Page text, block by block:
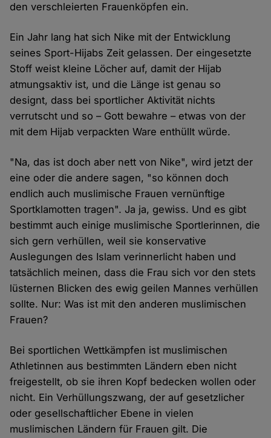
den verschleierten Frauenköpfen ein.
Ein Jahr lang hat sich Nike mit der Entwicklung
seines Sport-Hijabs Zeit gelassen. Der eingesetzte
Stoff weist kleine Löcher auf, damit der Hijab
atmungsaktiv ist, und die Länge ist genau so
designt, dass bei sportlicher Aktivität nichts
verrutscht und so – Gott bewahre – etwas von der
mit dem Hijab verpackten Ware enthüllt würde.
"Na, das ist doch aber nett von Nike", wird jetzt der
eine oder die andere sagen, "so können doch
endlich auch muslimische Frauen vernünftige
Sportklamotten tragen". Ja ja, gewiss. Und es gibt
bestimmt auch einige muslimische Sportlerinnen, die
sich gern verhüllen, weil sie konservative
Auslegungen des Islam verinnerlicht haben und
tatsächlich meinen, dass die Frau sich vor den stets
lüsternen Blicken des ewig geilen Mannes verhüllen
sollte. Nur: Was ist mit den anderen muslimischen
Frauen?
Bei sportlichen Wettkämpfen ist muslimischen
Athletinnen aus bestimmten Ländern eben nicht
freigestellt, ob sie ihren Kopf bedecken wollen oder
nicht. Ein Verhüllungszwang, der auf gesetzlicher
oder gesellschaftlicher Ebene in vielen
muslimischen Ländern für Frauen gilt. Die